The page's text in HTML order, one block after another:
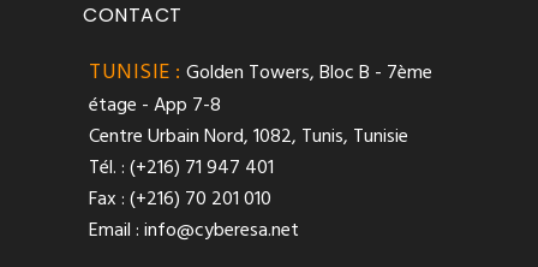
CONTACT
TUNISIE : Golden Towers, Bloc B - 7ème
étage - App 7-8
Centre Urbain Nord, 1082, Tunis, Tunisie
Tél. : (+216) 71 947 401
Fax : (+216) 70 201 010
Email :info@cyberesa.net